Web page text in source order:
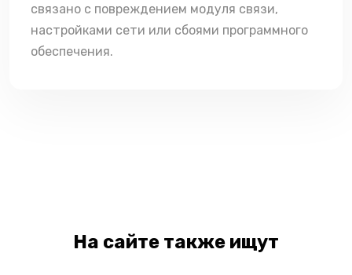
связано с повреждением модуля связи,
настройками сети или сбоями программного
обеспечения.
На сайте также ищут